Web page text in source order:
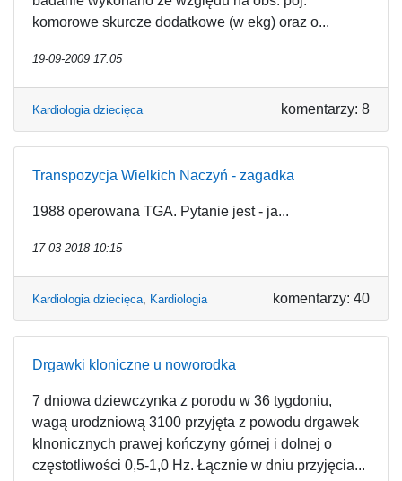
komorowe skurcze dodatkowe (w ekg) oraz o...
19-09-2009 17:05
Kardiologia dziecięca komentarzy: 8
Transpozycja Wielkich Naczyń - zagadka
1988 operowana TGA. Pytanie jest - ja...
17-03-2018 10:15
Kardiologia dziecięca, Kardiologia komentarzy: 40
Drgawki kloniczne u noworodka
7 dniowa dziewczynka z porodu w 36 tygdoniu,
wagą urodzniową 3100 przyjęta z powodu drgawek
klnonicznych prawej kończyny górnej i dolnej o
częstotliwości 0,5-1,0 Hz. Łącznie w dniu przyjęcia...